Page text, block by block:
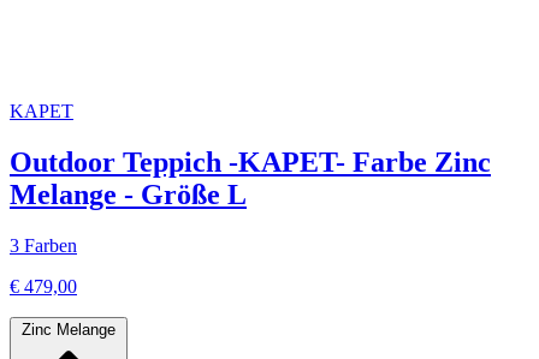
KAPET
Outdoor Teppich -KAPET- Farbe Zinc
Melange - Größe L
3 Farben
€ 479,00
Zinc Melange